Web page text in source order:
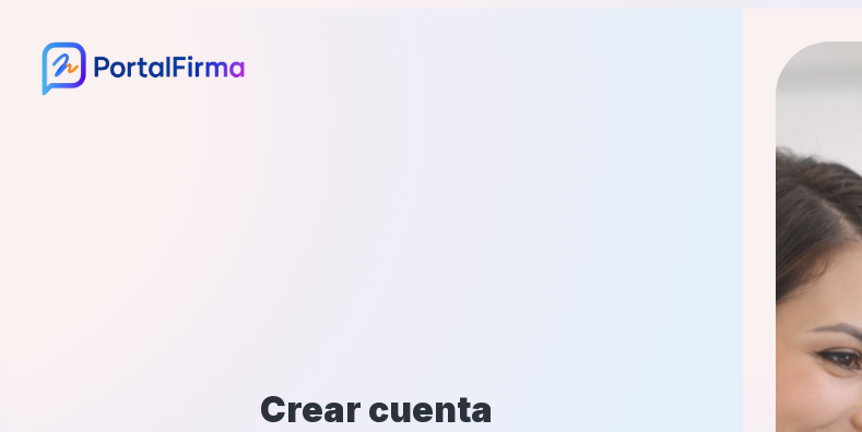
Crear cuenta